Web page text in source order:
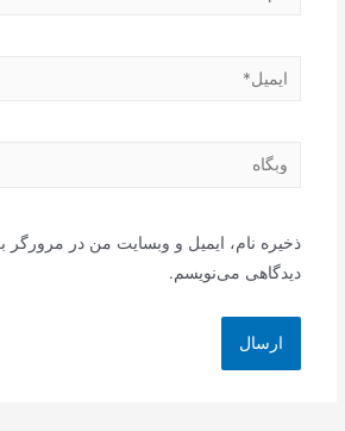
ایمیل*
وبگاه
ذخیره نام، ایمیل و وبسایت من در مرورگر
دیدگاهی می‌نویسم.